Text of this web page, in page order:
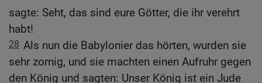
sagte: Seht, das sind eure Götter, die ihr verehrt
habt!
28 Als nun die Babylonier das hörten, wurden sie
sehr zornig, und sie machten einen Aufruhr gegen
den König und sagten: Unser König ist ein Jude